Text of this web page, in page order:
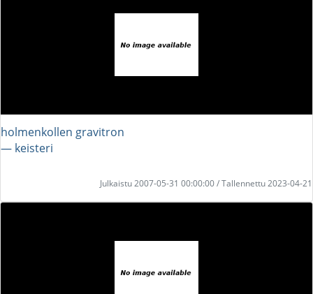
holmenkollen gravitron
― keisteri
Julkaistu 2007-05-31 00:00:00 / Tallennettu 2023-04-21